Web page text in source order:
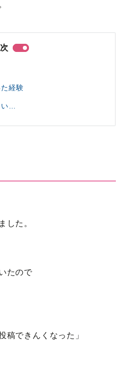
経験
い…
した。
たので
稿できんくなった」